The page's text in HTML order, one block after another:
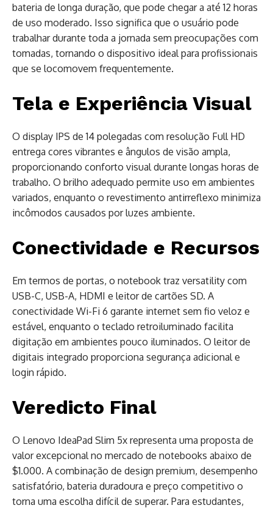
bateria de longa duração, que pode chegar a até 12 horas
de uso moderado. Isso significa que o usuário pode
trabalhar durante toda a jornada sem preocupações com
tomadas, tornando o dispositivo ideal para profissionais
que se locomovem frequentemente.
Tela e Experiência Visual
O display IPS de 14 polegadas com resolução Full HD
entrega cores vibrantes e ângulos de visão ampla,
proporcionando conforto visual durante longas horas de
trabalho. O brilho adequado permite uso em ambientes
variados, enquanto o revestimento antirreflexo minimiza
incômodos causados por luzes ambiente.
Conectividade e Recursos
Em termos de portas, o notebook traz versatility com
USB-C, USB-A, HDMI e leitor de cartões SD. A
conectividade Wi-Fi 6 garante internet sem fio veloz e
estável, enquanto o teclado retroiluminado facilita
digitação em ambientes pouco iluminados. O leitor de
digitais integrado proporciona segurança adicional e
login rápido.
Veredicto Final
O Lenovo IdeaPad Slim 5x representa uma proposta de
valor excepcional no mercado de notebooks abaixo de
$1.000. A combinação de design premium, desempenho
satisfatório, bateria duradoura e preço competitivo o
torna uma escolha difícil de superar. Para estudantes,